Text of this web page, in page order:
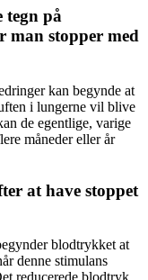
tegn på
man stopper med
kan begynde at
i lungerne vil blive
de egentlige, varige
måneder eller år
at have stoppet
blodtrykket at
denne stimulans